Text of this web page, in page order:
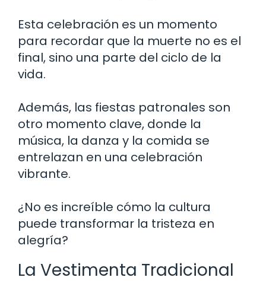
Esta celebración es un momento
para recordar que la muerte no es el
final, sino una parte del ciclo de la
vida.
Además, las fiestas patronales son
otro momento clave, donde la
música, la danza y la comida se
entrelazan en una celebración
vibrante.
¿No es increíble cómo la cultura
puede transformar la tristeza en
alegría?
La Vestimenta Tradicional